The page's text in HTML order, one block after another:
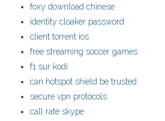
foxy download chinese
identity cloaker password
client torrent ios
free streaming soccer games
f1 sur kodi
can hotspot shield be trusted
secure vpn protocols
call rate skype